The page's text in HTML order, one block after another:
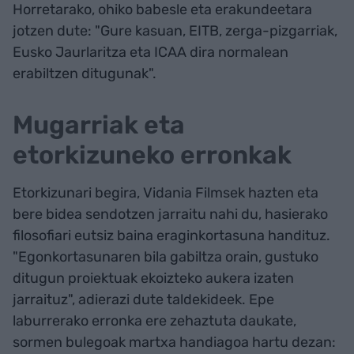
Horretarako, ohiko babesle eta erakundeetara
jotzen dute: "Gure kasuan, EITB, zerga-pizgarriak,
Eusko Jaurlaritza eta ICAA dira normalean
erabiltzen ditugunak".
Mugarriak eta
etorkizuneko erronkak
Etorkizunari begira, Vidania Filmsek hazten eta
bere bidea sendotzen jarraitu nahi du, hasierako
filosofiari eutsiz baina eraginkortasuna handituz.
"Egonkortasunaren bila gabiltza orain, gustuko
ditugun proiektuak ekoizteko aukera izaten
jarraituz", adierazi dute taldekideek. Epe
laburrerako erronka ere zehaztuta daukate,
sormen bulegoak martxa handiagoa hartu dezan: